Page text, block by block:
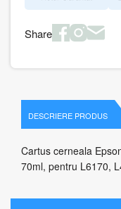
Share
DESCRIERE PRODUS
Cartus cerneala
70ml, pentru L6170,